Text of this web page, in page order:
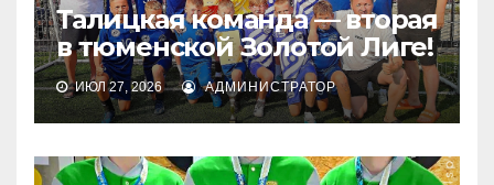
Талицкая команда — вторая
в тюменской Золотой Лиге!
ИЮЛ 27, 2026 АДМИНИСТРАТОР